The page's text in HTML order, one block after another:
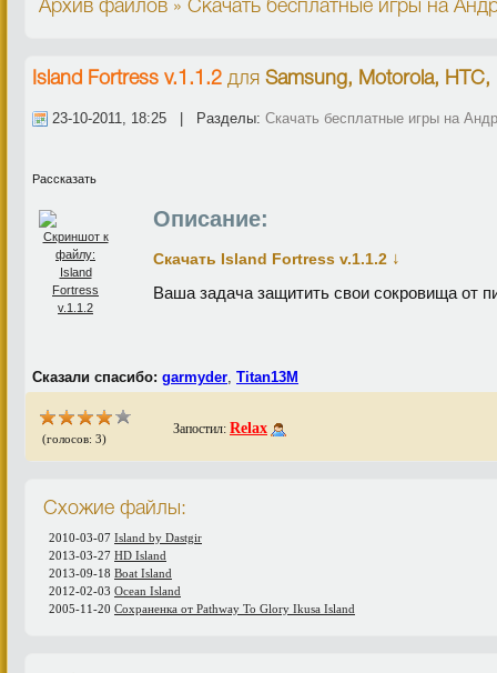
Архив файлов » Скачать бесплатные игры на
Island Fortress v.1.1.2 для Samsung, Motorola, HTC,
23-10-2011, 18:25 | Разделы: Скачать бесплатные игры на
Рассказать
Описание:
Скачать Island Fortress v.1.1.2 ↓
Ваша задача защитить свои сокровища от
Сказали спасибо: garmyder, Titan13M
(голосов: 3)
Запостил: Relax
Схожие файлы:
2010-03-07 Island by Dastgir
2013-03-27 HD Island
2013-09-18 Boat Island
2012-02-03 Ocean Island
2005-11-20 Сохраненка от Pathway To Glory Ikusa Island